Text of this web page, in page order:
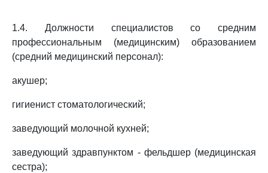
1.4. Должности специалистов со средним
профессиональным (медицинским) образованием
(средний медицинский персонал):
акушер;
гигиенист стоматологический;
заведующий молочной кухней;
заведующий здравпунктом - фельдшер (медицинская
сестра);